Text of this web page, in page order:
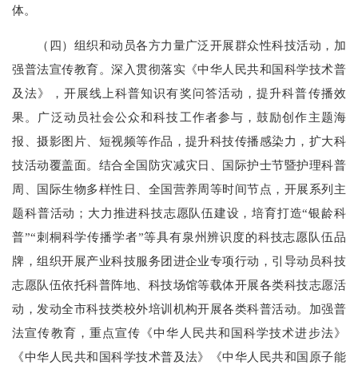
体。
（四）组织和动员各方力量广泛开展群众性科技活动，加
强普法宣传教育。深入贯彻落实《中华人民共和国科学技术普
及法》，开展线上科普知识有奖问答活动，提升科普传播效
果。广泛动员社会公众和科技工作者参与，鼓励创作主题海
报、摄影图片、短视频等作品，提升科技传播感染力，扩大科
技活动覆盖面。结合全国防灾减灾日、国际护士节暨护理科普
周、国际生物多样性日、全国营养周等时间节点，开展系列主
题科普活动；大力推进科技志愿队伍建设，培育打造“银龄科
普”“刺桐科学传播学者”等具有泉州辨识度的科技志愿队伍品
牌，组织开展产业科技服务团进企业专项行动，引导动员科技
志愿队伍依托科普阵地、科技场馆等载体开展各类科技志愿活
动，发动全市科技类校外培训机构开展各类科普活动。加强普
法宣传教育，重点宣传《中华人民共和国科学技术进步法》
《中华人民共和国科学技术普及法》《中华人民共和国原子能